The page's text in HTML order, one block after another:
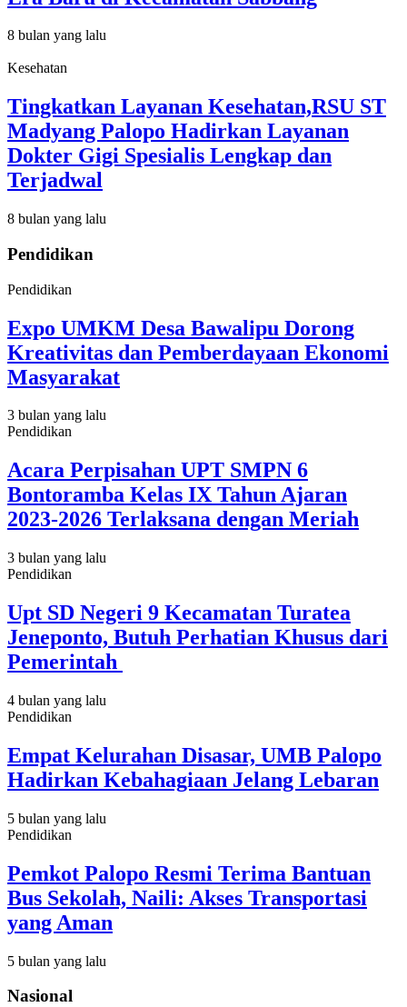
8 bulan yang lalu
Kesehatan
Tingkatkan Layanan Kesehatan,RSU ST
Madyang Palopo Hadirkan Layanan
Dokter Gigi Spesialis Lengkap dan
Terjadwal
8 bulan yang lalu
Pendidikan
Pendidikan
Expo UMKM Desa Bawalipu Dorong
Kreativitas dan Pemberdayaan Ekonomi
Masyarakat
3 bulan yang lalu
Pendidikan
Acara Perpisahan UPT SMPN 6
Bontoramba Kelas IX Tahun Ajaran
2023-2026 Terlaksana dengan Meriah
3 bulan yang lalu
Pendidikan
Upt SD Negeri 9 Kecamatan Turatea
Jeneponto, Butuh Perhatian Khusus dari
Pemerintah
4 bulan yang lalu
Pendidikan
Empat Kelurahan Disasar, UMB Palopo
Hadirkan Kebahagiaan Jelang Lebaran
5 bulan yang lalu
Pendidikan
Pemkot Palopo Resmi Terima Bantuan
Bus Sekolah, Naili: Akses Transportasi
yang Aman
5 bulan yang lalu
Nasional